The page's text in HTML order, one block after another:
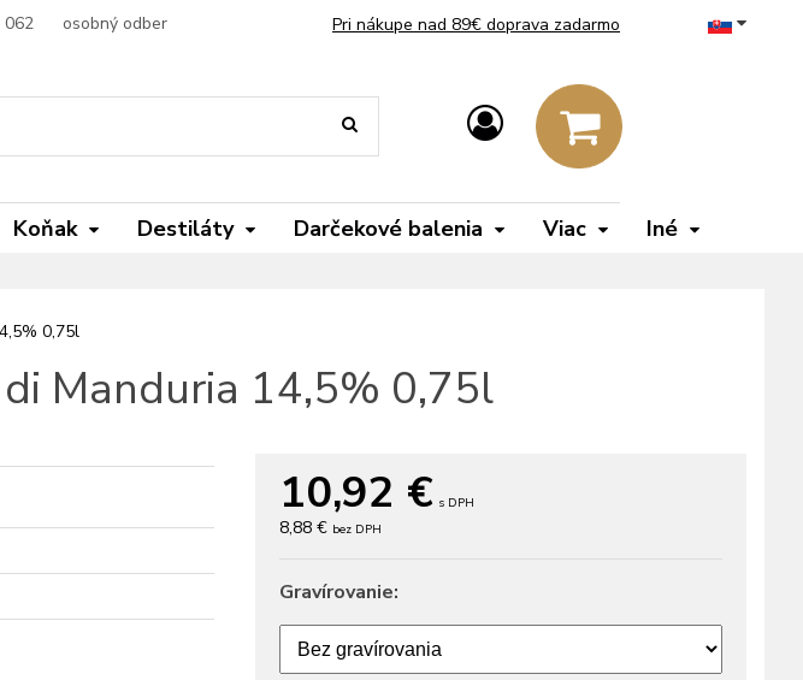
062 osobný odber Pri nákupe nad 89€ doprava zadarmo
Koňak Destiláty Darčekové balenia Viac Iné
0,75l
Manduria 14,5% 0,75l
10,92 € s DPH
8,88 € bez DPH
Gravírovanie: